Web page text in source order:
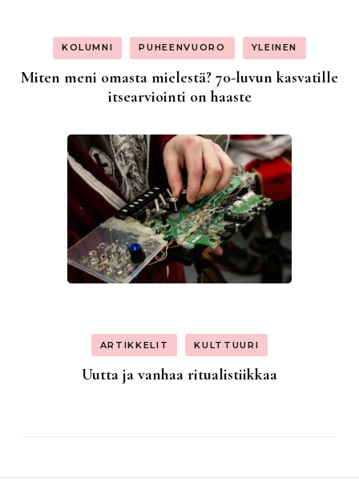
KOLUMNI PUHEENVUORO YLEINEN
Miten meni omasta mielestä? 70-luvun kasvatille
itsearviointi on haaste
ARTIKKELIT KULTTUURI
Uutta ja vanhaa ritualistiikkaa